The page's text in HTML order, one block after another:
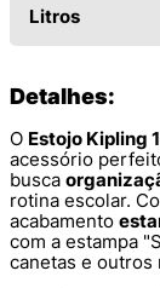
Litros
Detalhes:
O Estojo Kipling
acessório
busca
rotina escolar.
acabamento
com a estampa
canetas e outros